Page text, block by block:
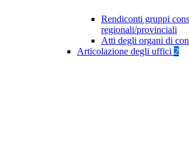
Rendiconti gruppi
regionali/provinciali
Atti degli organi di
Articolazione degli uffici 2